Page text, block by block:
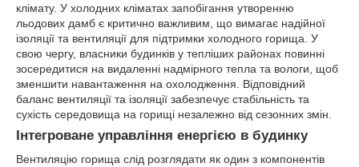
клімату. У холодних кліматах запобігання утворенню
льодових дамб є критично важливим, що вимагає надійної
ізоляції та вентиляції для підтримки холодного горища. У
свою чергу, власники будинків у тепліших районах повинні
зосередитися на видаленні надмірного тепла та вологи, щоб
зменшити навантаження на охолодження. Відповідний
баланс вентиляції та ізоляції забезпечує стабільність та
сухість середовища на горищі незалежно від сезонних змін.
Інтегроване управління енергією в будинку
Вентиляцію горища слід розглядати як один з компонентів